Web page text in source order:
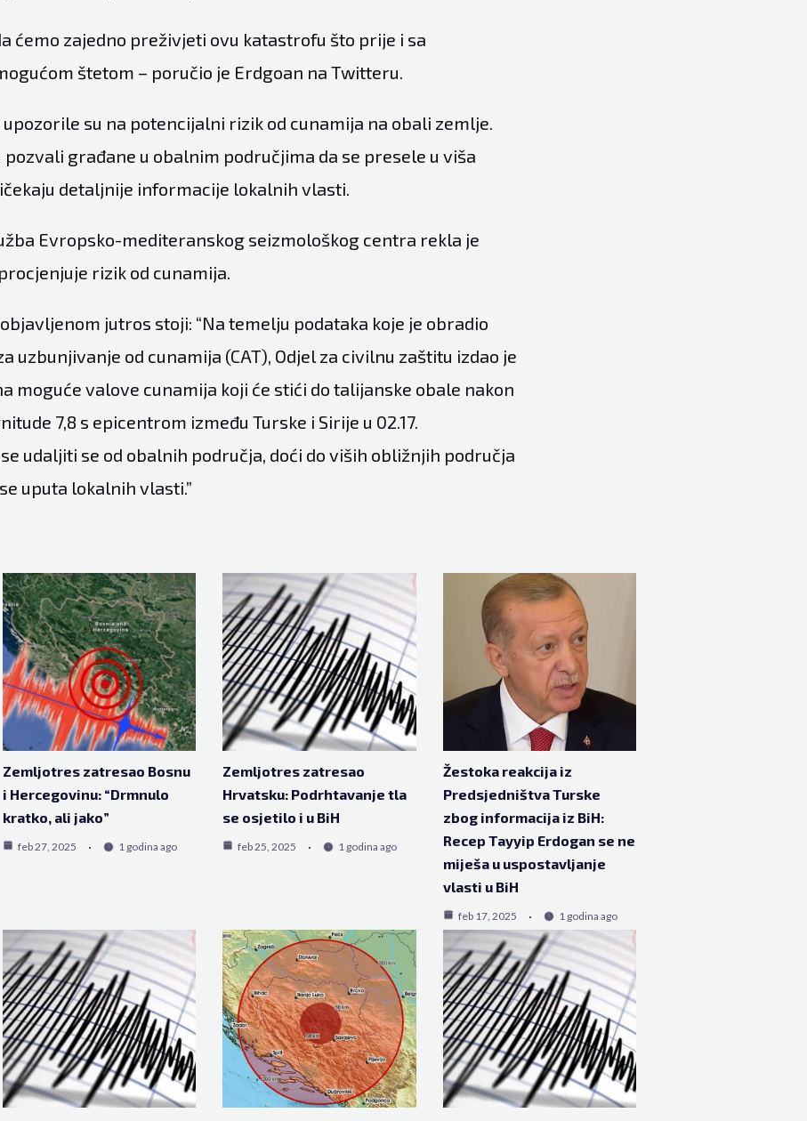
ćemo zajedno preživjeti ovu katastrofu što prije i sa
štetom – poručio je Erdgoan na Twitteru.
su na potencijalni rizik od cunamija na obali zemlje.
pozvali građane u obalnim područjima da se presele u viša
detaljnije informacije lokalnih vlasti.
Evropsko-mediteranskog seizmološkog centra rekla je
rizik od cunamija.
jutros stoji: “Na temelju podataka koje je obradio
uzbunjivanje od cunamija (CAT), Odjel za civilnu zaštitu izdao je
moguće valove cunamija koji će stići do talijanske obale nakon
7,8 s epicentrom između Turske i Sirije u 02.17.
udaljiti se od obalnih područja, doći do viših obližnjih područja
uputa lokalnih vlasti.”
Zemljotres zatresao Bosnu
i Hercegovinu: “Drmnulo
kratko, ali jako”
feb 27, 2025 1 godina ago
Zemljotres zatresao
Hrvatsku: Podrhtavanje tla
se osjetilo i u BiH
feb 25, 2025 1 godina ago
Žestoka reakcija iz
Predsjedništva Turske
zbog informacija iz BiH:
Recep Tayyip Erdogan se ne
miješa u uspostavljanje
vlasti u BiH
feb 17, 2025 1 godina ago